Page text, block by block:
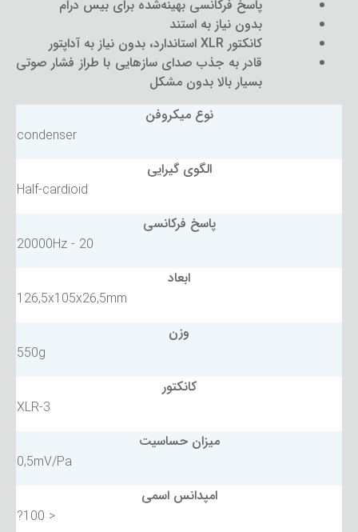
پاسخ فرکانسی بهینه‌شده برای بیس درام
بدون نیاز به استند
کانکتور XLR استاندارد، بدون نیاز به آداپتور
قادر به جذب صدای سازهایی با طراز فشار صوتی
بسیار بالا بدون مشکل
نوع میکروفن
condenser
الگوی گیرایی
Half-cardioid
پاسخ فرکانسی
20 - 20000Hz
ابعاد
126,5x105x26,5mm
وزن
550g
کانکتور
XLR-3
میزان حساسیت
0,5mV/Pa
امپدانس اسمی
< 100?